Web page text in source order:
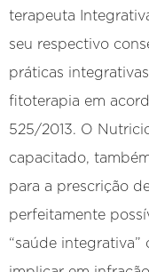
terapeuta
seu respectivo
práticas
fitoterapia em
525/2013. O
capacitado,
para a prescrição
perfeitamente
“saúde integrativa”